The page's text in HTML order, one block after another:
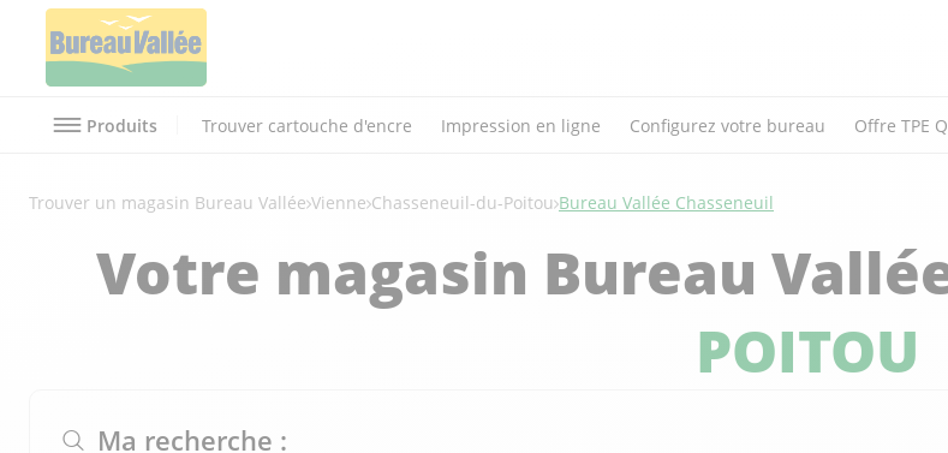
Produits Trouver cartouche d'encre Impression en ligne Configurez votre bureau Offre TPE
Trouver un magasin Bureau Vallée Vienne Chasseneuil-du-Poitou Bureau Vallée Chasseneuil
Votre magasin Bureau
POITOU
Ma recherche :